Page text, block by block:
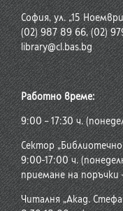
София, ул. „15
(02) 987 89 66, (02)
library@cl.bas.bg
Работно време:
9:00 – 17:30 ч.
Сектор
9:00-17:00 ч.
приемане на поръчки
Читалня „Акад.